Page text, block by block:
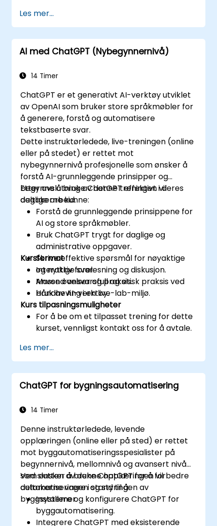
Les mer...
AI med ChatGPT (Nybegynnernivå)
14 Timer
ChatGPT er et generativt AI-verktøy utviklet
av OpenAI som bruker store språkmøbler for
å generere, forstå og automatisere
tekstbaserte svar.
Dette instruktørledede, live-treningen (online
eller på stedet) er rettet mot
nybegynnernivå profesjonelle som ønsker å
forstå AI-grunnleggende prinsipper og
begynne å bruke ChatGPT effektivt i deres
daglige arbeid.
Etter avslutning av denne treningen vil
deltakerne kunne:
Forstå de grunnleggende prinsippene for
AI og store språkmøbler.
Bruk ChatGPT trygt for daglige og
administrative oppgaver.
Skrive effektive spørsmål for nøyaktige
og nyttige svar.
Anvend ansvarsfull og etisk praksis ved
bruk av AI-verktøy.
Kursformat
Interaktiv forelesning og diskusjon.
Masse øvelser og praksis.
Håndheving i en live-lab-miljø.
Kurs tilpasningsmuligheter
For å be om et tilpasset trening for dette
kurset, vennligst kontakt oss for å avtale.
Les mer...
ChatGPT for bygningsautomatisering
14 Timer
Denne instruktørledede, levende
opplæringen (online eller på sted) er rettet
mot byggautomatiseringsspesialister på
begynnernivå, mellomnivå og avansert nivå
som ønsker å bruke ChatGPT for å forbedre
automatiseringen og styringen av
byggsystemer.
Ved slutten av denne opplæringen vil
deltakerne være i stand til å:
Installere og konfigurere ChatGPT for
byggautomatisering.
Integrere ChatGPT med eksisterende